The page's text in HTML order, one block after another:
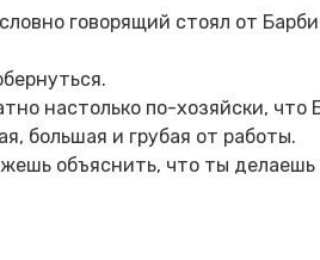
говорящий стоял от
настолько по-хозяйски, что
большая и грубая от работы.
объяснить, что ты делаешь